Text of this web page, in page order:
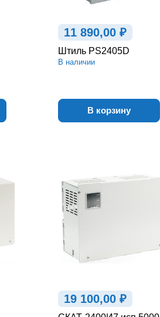
11 890,00 ₽
Штиль PS2405D
В наличии
В корзину
19 100,00 ₽